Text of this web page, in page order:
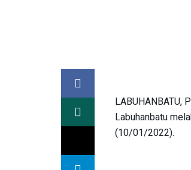
LABUHANBATU,
Labuhanbatu
(10/01/2022).